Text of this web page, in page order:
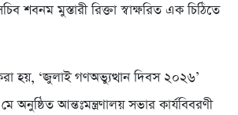
শবনম মুস্তারী রিক্তা স্বাক্ষরিত এক চিঠিতে
হয়, ‘জুলাই গণঅভ্যুত্থান দিবস ২০২৬’
আন্তঃমন্ত্রণালয় সভার কার্যবিবরণী